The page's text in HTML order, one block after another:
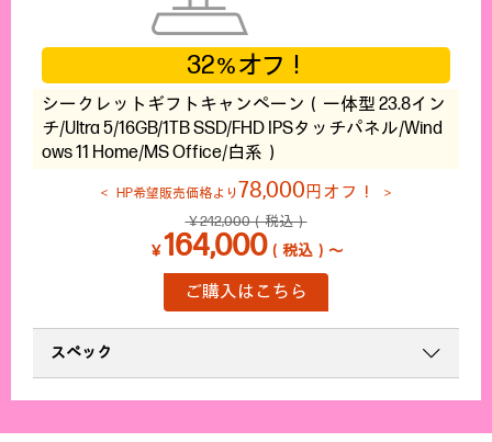
32％オフ！
シークレットギフトキャンペーン（一体型 23.8イン
チ/Ultra 5/16GB/1TB SSD/FHD IPSタッチパネル/Wind
ows 11 Home/MS Office/白系）
HP希望販売価格より78,000 円オフ！
￥242,000（税込）
￥164,000（税込）～
ご購入はこちら
スペック